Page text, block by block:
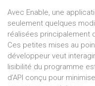
Avec Enable, une
seulement quelques
réalisées principalement
Ces petites mises au
développeur veut
lisibilité du programme
d’API conçu pour